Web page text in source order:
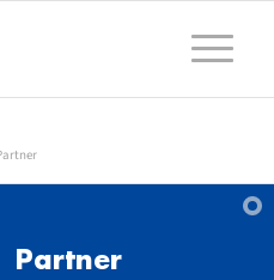
Partner